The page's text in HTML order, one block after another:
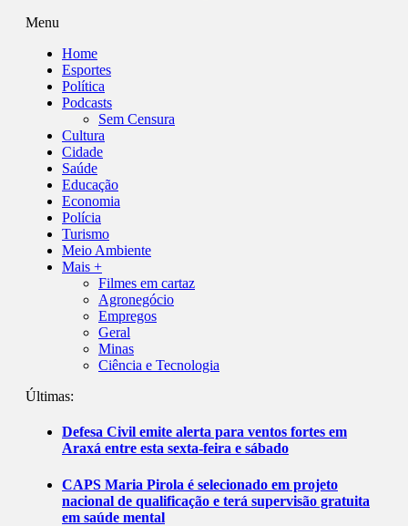
Menu
Home
Esportes
Política
Podcasts
Sem Censura
Cultura
Cidade
Saúde
Educação
Economia
Polícia
Turismo
Meio Ambiente
Mais +
Filmes em cartaz
Agronegócio
Empregos
Geral
Minas
Ciência e Tecnologia
Últimas:
Defesa Civil emite alerta para ventos fortes em
Araxá entre esta sexta-feira e sábado
CAPS Maria Pirola é selecionado em projeto
nacional de qualificação e terá supervisão gratuita
em saúde mental